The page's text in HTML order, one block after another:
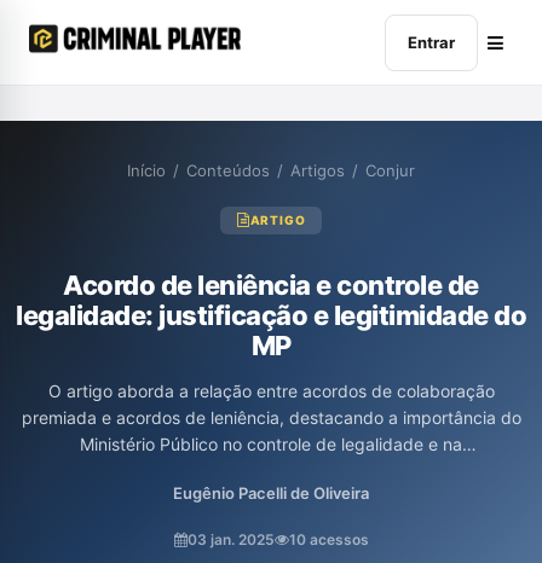
Entrar
Início / Conteúdos / Artigos / Conjur
ARTIGO
Acordo de leniência e controle de
legalidade: justificação e legitimidade do
MP
O artigo aborda a relação entre acordos de colaboração
premiada e acordos de leniência, destacando a importância do
Ministério Público no controle de legalidade e na
na necessidade de coexistência dessas duas formas de
aspecto central e a repercussão das sanções no âmbito penal e
Eugênio Pacelli de Oliveira
03 jan. 2025 10 acessos